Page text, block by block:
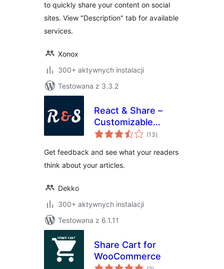
to quickly share your content on social
sites. View "Description" tab for available
services.
Xonox
300+ aktywnych instalacji
Testowana z 3.3.2
React & Share –
Customizable
Reaction Buttons
(13wszystkich
ocen
)
Get feedback and see what your readers
think about your articles.
Dekko
300+ aktywnych instalacji
Testowana z 6.1.11
Share Cart for
WooCommerce
wszystkich